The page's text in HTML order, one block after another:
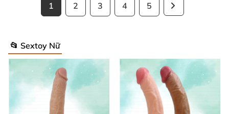
1 2 3 4 5
📂 Sextoy Nữ